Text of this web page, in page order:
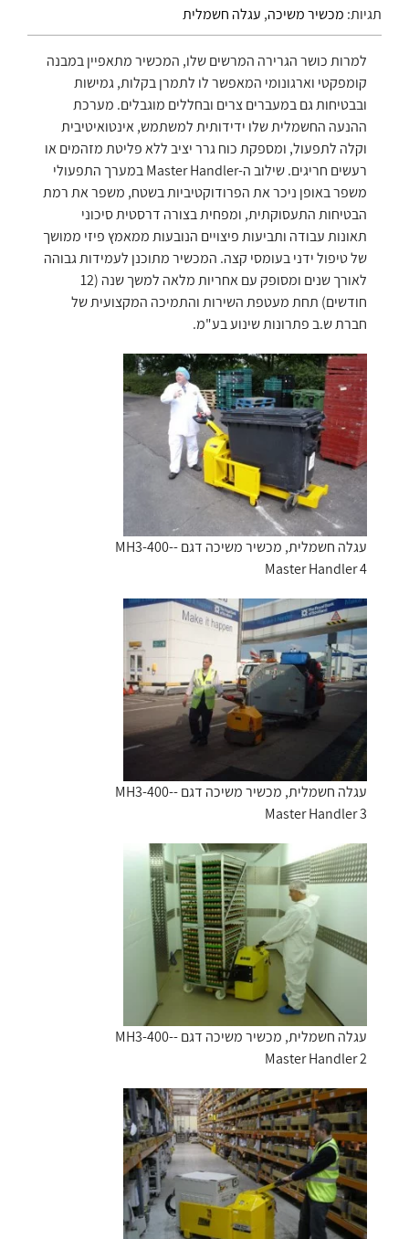
תגיות: מכשיר משיכה, עגלה חשמלית
למרות כושר הגרירה המרשים שלו, המכשיר מתאפיין במבנה
קומפקטי וארגונומי המאפשר לו לתמרן בקלות, גמישות
ובבטיחות גם במעברים צרים ובחללים מוגבלים. מערכת
ההנעה החשמלית שלו ידידותית למשתמש, אינטואיטיבית
וקלה לתפעול, ומספקת כוח גרר יציב ללא פליטת מזהמים או
רעשים חריגים. שילוב ה-Master Handler במערך התפעולי
משפר באופן ניכר את הפרודוקטיביות בשטח, משפר את רמת
הבטיחות התעסוקתית, ומפחית בצורה דרסטית סיכוני
תאונות עבודה ותביעות פיצויים הנובעות ממאמץ פיזי ממושך
של טיפול ידני בעומסי קצה. המכשיר מתוכנן לעמידות גבוהה
לאורך שנים ומסופק עם אחריות מלאה למשך שנה (12
חודשים) תחת מעטפת השירות והתמיכה המקצועית של
חברת ש.ב פתרונות שינוע בע"מ.
עגלה חשמלית, מכשיר משיכה דגם -MH3-400-
Master Handler 4
עגלה חשמלית, מכשיר משיכה דגם -MH3-400-
Master Handler 3
עגלה חשמלית, מכשיר משיכה דגם -MH3-400-
Master Handler 2